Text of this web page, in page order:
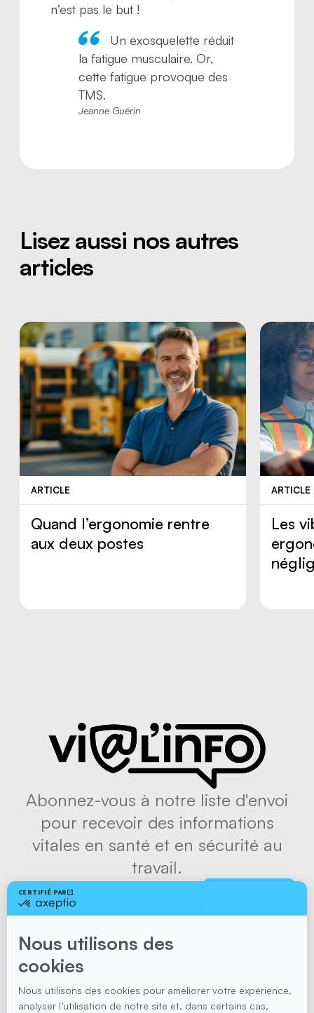
n’est pas le but !
Un exosquelette réduit
la fatigue musculaire. Or,
cette fatigue provoque des
TMS.
Jeanne Guérin
Lisez aussi nos autres
articles
ARTICLE
Quand l’ergonomie rentre
aux deux postes
ARTICLE
Les
Abonnez-vous à notre liste d'envoi
pour recevoir des informations
vitales en santé et en sécurité au
travail.